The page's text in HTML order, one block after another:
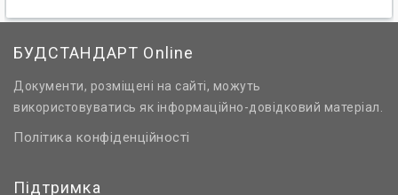
БУДСТАНДАРТ Online
Документи, розміщені на сайті, можуть
використовуватись як інформаційно-довідковий матеріал.
Політика конфіденційності
Підтримка